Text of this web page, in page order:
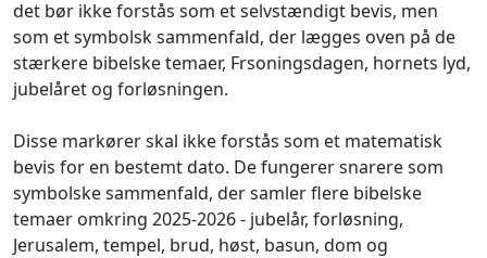
det bør ikke forstås som et selvstændigt bevis, men
som et symbolsk sammenfald, der lægges oven på de
stærkere bibelske temaer, Frsoningsdagen, hornets lyd,
jubelåret og forløsningen.
Disse markører skal ikke forstås som et matematisk
bevis for en bestemt dato. De fungerer snarere som
symbolske sammenfald, der samler flere bibelske
temaer omkring 2025-2026 - jubelår, forløsning,
Jerusalem, tempel, brud, høst, basun, dom og